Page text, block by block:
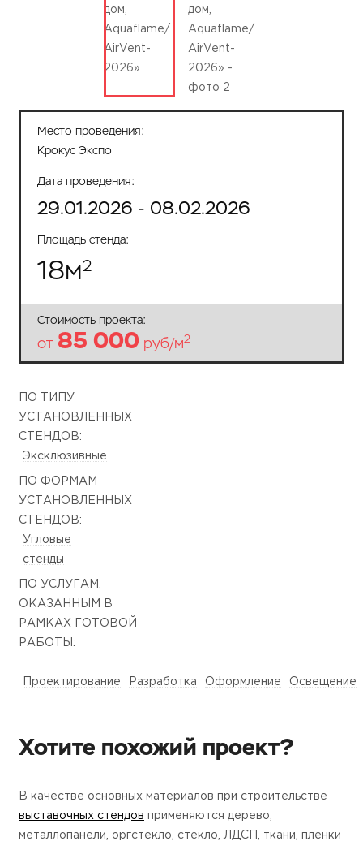
Стоимость проекта:
от 85 000 руб/м2
Место проведения:
Крокус Экспо
Дата проведения:
29.01.2026 - 08.02.2026
Площадь стенда:
18м2
ПО ТИПУ
УСТАНОВЛЕННЫХ
СТЕНДОВ:
Эксклюзивные
ПО ФОРМАМ
УСТАНОВЛЕННЫХ
СТЕНДОВ:
Угловые
стенды
ПО УСЛУГАМ,
ОКАЗАННЫМ В
РАМКАХ ГОТОВОЙ
РАБОТЫ:
Проектирование Разработка Оформление Освещение
Хотите похожий проект?
В качестве основных материалов при строительстве
выставочных стендов применяются дерево,
металлопанели, оргстекло, стекло, ЛДСП, ткани, пленки